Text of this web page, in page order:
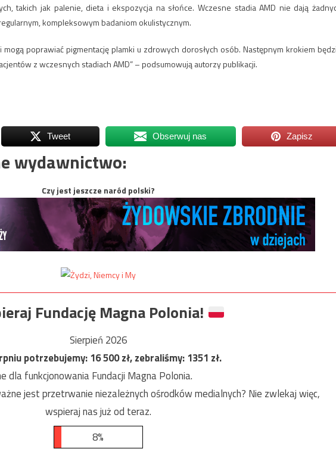
takich jak palenie, dieta i ekspozycja na słońce. Wczesne stadia AMD nie dają
kompleksowym badaniom okulistycznym.
poprawiać pigmentację plamki u zdrowych dorosłych osób. Następnym krokiem
z wczesnych stadiach AMD” – podsumowują autorzy publikacji.
Tweet Obserwuj nas Zapisz
wydawnictwo:
Czy jest jeszcze naród polski?
Fundację Magna Polonia!
Sierpień 2026
potrzebujemy:16 500zł, zebraliśmy:1351 zł.
dla funkcjonowania Fundacji Magna Polonia.
jest przetrwanie niezależnych ośrodków medialnych? Nie zwlekaj więc,
wspieraj nas już od teraz.
8%